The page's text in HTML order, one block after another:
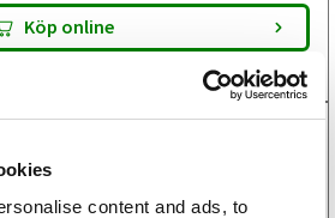
content and ads, to
Köp online
200×50 4×100 kompaktlager